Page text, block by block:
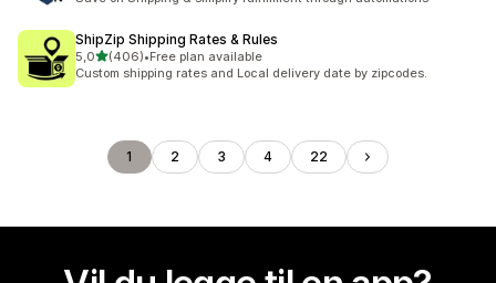
ShipZip Shipping Rates & Rules
5,0av 5 stjerner
(406)
Totalt 406 omtaler
•Free plan available
Custom shipping rates and Local delivery date by zipcodes.
1 2 3 4 22